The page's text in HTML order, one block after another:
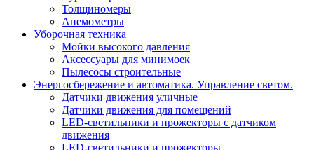
Толщиномеры
Анемометры
Уборочная техника
Мойки высокого давления
Аксессуары для минимоек
Пылесосы строительные
Энергосбережение и автоматика. Управление светом.
Датчики движения уличные
Датчики движения для помещений
LED-светильники и прожекторы с датчиком
движения
LED-светильники и прожекторы